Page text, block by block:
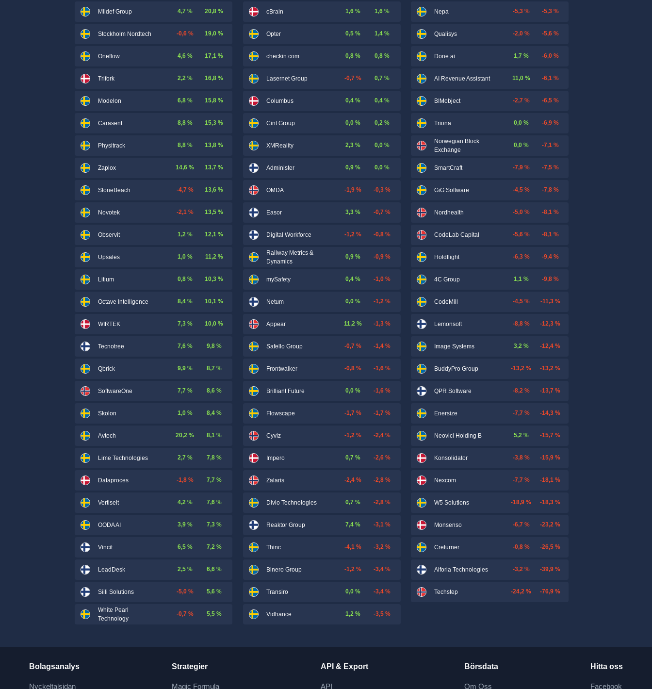
Mildef Group 4,7 % 20,8 %
Stockholm Nordtech -0,6 % 19,0 %
Oneflow 4,6 % 17,1 %
Trifork 2,2 % 16,8 %
Modelon 6,8 % 15,8 %
Carasent 8,8 % 15,3 %
Physitrack 8,8 % 13,8 %
Zaplox 14,6 % 13,7 %
StoneBeach -4,7 % 13,6 %
Novotek -2,1 % 13,5 %
Observit 1,2 % 12,1 %
Upsales 1,0 % 11,2 %
Litium 0,8 % 10,3 %
Octave Intelligence 8,4 % 10,1 %
WIRTEK 7,3 % 10,0 %
Tecnotree 7,6 % 9,8 %
Qbrick 9,9 % 8,7 %
SoftwareOne 7,7 % 8,6 %
Skolon 1,0 % 8,4 %
Avtech 20,2 % 8,1 %
Lime Technologies 2,7 % 7,8 %
Dataproces -1,8 % 7,7 %
Vertiseit 4,2 % 7,6 %
OODA AI 3,9 % 7,3 %
Vincit 6,5 % 7,2 %
LeadDesk 2,5 % 6,6 %
Siili Solutions -5,0 % 5,6 %
White Pearl
Technology
-0,7 % 5,5 %
cBrain 1,6 % 1,6 %
Opter 0,5 % 1,4 %
checkin.com 0,8 % 0,8 %
Lasernet Group -0,7 % 0,7 %
Columbus 0,4 % 0,4 %
Cint Group 0,0 % 0,2 %
XMReality 2,3 % 0,0 %
Administer 0,9 % 0,0 %
OMDA -1,9 % -0,3 %
Easor 3,3 % -0,7 %
Digital Workforce -1,2 % -0,8 %
Railway Metrics &
Dynamics
0,9 % -0,9 %
mySafety 0,4 % -1,0 %
Netum 0,0 % -1,2 %
Appear 11,2 % -1,3 %
Safello Group -0,7 % -1,4 %
Frontwalker -0,8 % -1,6 %
Brilliant Future 0,0 % -1,6 %
Flowscape -1,7 % -1,7 %
Cyviz -1,2 % -2,4 %
Impero 0,7 % -2,6 %
Zalaris -2,4 % -2,8 %
Divio Technologies 0,7 % -2,8 %
Reaktor Group 7,4 % -3,1 %
Thinc -4,1 % -3,2 %
Binero Group -1,2 % -3,4 %
Transiro 0,0 % -3,4 %
Vidhance 1,2 % -3,5 %
Nepa -5,3 % -5,3 %
Qualisys -2,0 % -5,6 %
Done.ai 1,7 % -6,0 %
AI Revenue Assistant 11,0 % -6,1 %
BIMobject -2,7 % -6,5 %
Triona 0,0 % -6,9 %
Norwegian Block
Exchange
0,0 % -7,1 %
SmartCraft -7,9 % -7,5 %
GiG Software -4,5 % -7,8 %
Nordhealth -5,0 % -8,1 %
CodeLab Capital -5,6 % -8,1 %
Holdflight -6,3 % -9,4 %
4C Group 1,1 % -9,8 %
CodeMill -4,5 % -11,3 %
Lemonsoft -8,8 % -12,3 %
Image Systems 3,2 % -12,4 %
BuddyPro Group -13,2 % -13,2 %
QPR Software -8,2 % -13,7 %
Enersize -7,7 % -14,3 %
Neovici Holding B 5,2 % -15,7 %
Konsolidator -3,8 % -15,9 %
Nexcom -7,7 % -18,1 %
W5 Solutions -18,9 % -18,3 %
Monsenso -6,7 % -23,2 %
Creturner -0,8 % -26,5 %
Aiforia Technologies -3,2 % -39,9 %
Techstep -24,2 % -76,9 %
Bolagsanalys
Nyckeltalsidan
Strategier
Magic Formula
API & Export
API
Börsdata
Om Oss
Hitta oss
Facebook